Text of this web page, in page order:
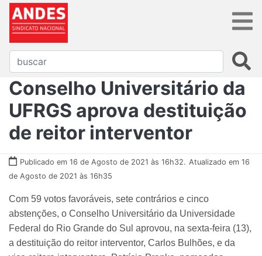
Conselho Universitário da
UFRGS aprova destituição
de reitor interventor
Publicado em 16 de Agosto de 2021 às 16h32. Atualizado em 16
de Agosto de 2021 às 16h35
Com 59 votos favoráveis, sete contrários e cinco
abstenções, o Conselho Universitário da Universidade
Federal do Rio Grande do Sul aprovou, na sexta-feira (13),
a destituição do reitor interventor, Carlos Bulhões, e da